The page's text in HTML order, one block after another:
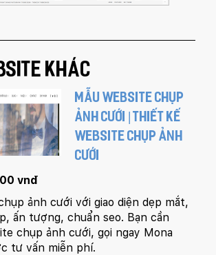
KHÁC
MẪU WEBSITE CHỤP
ẢNH CƯỚI | THIẾT KẾ
WEBSITE CHỤP ẢNH
CƯỚI
vnđ
ảnh cưới với giao diện dẹp mắt,
ấn tượng, chuẩn seo. Bạn cần
chụp ảnh cưới, gọi ngay Mona
tư vấn miễn phí.